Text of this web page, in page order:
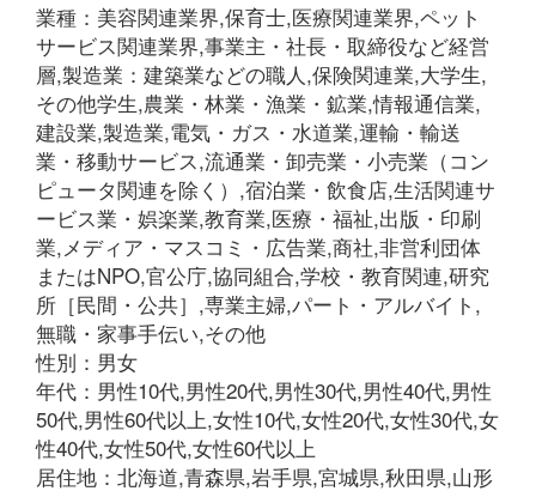
業種：美容関連業界,保育士,医療関連業界,ペット
サービス関連業界,事業主・社長・取締役など経営
層,製造業：建築業などの職人,保険関連業,大学生,
その他学生,農業・林業・漁業・鉱業,情報通信業,
建設業,製造業,電気・ガス・水道業,運輸・輸送
業・移動サービス,流通業・卸売業・小売業（コン
ピュータ関連を除く）,宿泊業・飲食店,生活関連サ
ービス業・娯楽業,教育業,医療・福祉,出版・印刷
業,メディア・マスコミ・広告業,商社,非営利団体
またはNPO,官公庁,協同組合,学校・教育関連,研究
所［民間・公共］,専業主婦,パート・アルバイト,
無職・家事手伝い,その他
性別：男女
年代：男性10代,男性20代,男性30代,男性40代,男性
50代,男性60代以上,女性10代,女性20代,女性30代,女
性40代,女性50代,女性60代以上
居住地：北海道,青森県,岩手県,宮城県,秋田県,山形